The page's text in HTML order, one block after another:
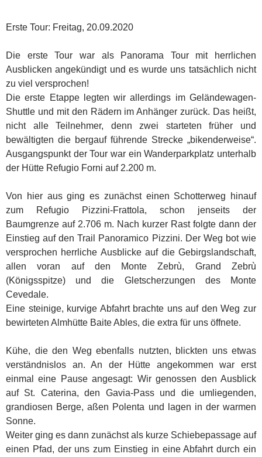
Erste Tour: Freitag, 20.09.2020
Die erste Tour war als Panorama Tour mit herrlichen
Ausblicken angekündigt und es wurde uns tatsächlich nicht
zu viel versprochen!
Die erste Etappe legten wir allerdings im Geländewagen-
Shuttle und mit den Rädern im Anhänger zurück. Das heißt,
nicht alle Teilnehmer, denn zwei starteten früher und
bewältigten die bergauf führende Strecke „bikenderweise“.
Ausgangspunkt der Tour war ein Wanderparkplatz unterhalb
der Hütte Refugio Forni auf 2.200 m.
Von hier aus ging es zunächst einen Schotterweg hinauf
zum Refugio Pizzini-Frattola, schon jenseits der
Baumgrenze auf 2.706 m. Nach kurzer Rast folgte dann der
Einstieg auf den Trail Panoramico Pizzini. Der Weg bot wie
versprochen herrliche Ausblicke auf die Gebirgslandschaft,
allen voran auf den Monte Zebrù, Grand Zebrù
(Königsspitze) und die Gletscherzungen des Monte
Cevedale.
Eine steinige, kurvige Abfahrt brachte uns auf den Weg zur
bewirteten Almhütte Baite Ables, die extra für uns öffnete.
Kühe, die den Weg ebenfalls nutzten, blickten uns etwas
verständnislos an. An der Hütte angekommen war erst
einmal eine Pause angesagt: Wir genossen den Ausblick
auf St. Caterina, den Gavia-Pass und die umliegenden,
grandiosen Berge, aßen Polenta und lagen in der warmen
Sonne.
Weiter ging es dann zunächst als kurze Schiebepassage auf
einen Pfad, der uns zum Einstieg in eine Abfahrt durch ein